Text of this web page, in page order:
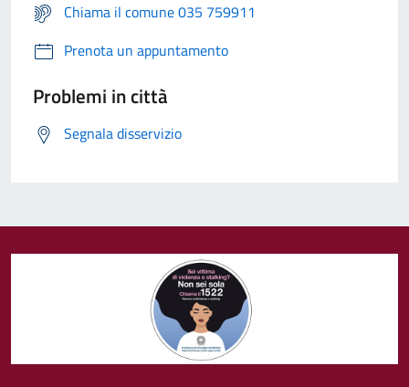
Chiama il comune 035 759911
Prenota un appuntamento
Problemi in città
Segnala disservizio